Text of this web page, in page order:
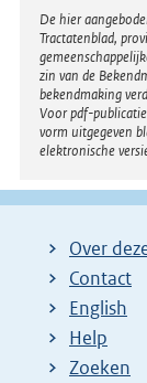
De hier
Tractatenblad,
zin van de
bekendmaking
Voor pdf-
vorm uitgegeven
elektronische
Over
Contact
English
Help
Zoeken